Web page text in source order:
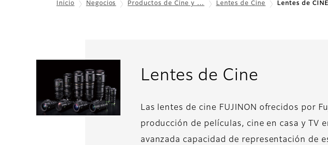
Inicio Negocios Productos de Cine y … Lentes de Cine Lentes de
Lentes de Cine
Las lentes de cine FUJINON ofrecidos por
producción de películas, cine en casa y TV
avanzada capacidad de representación de